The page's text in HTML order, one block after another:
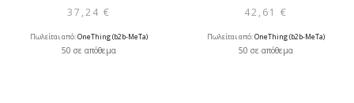
37,24 €
Πωλείται από:OneThing (b2b-MeTa)
50 σε απόθεμα
42,61 €
Πωλείται από:OneThing (b2b-MeTa)
50 σε απόθεμα